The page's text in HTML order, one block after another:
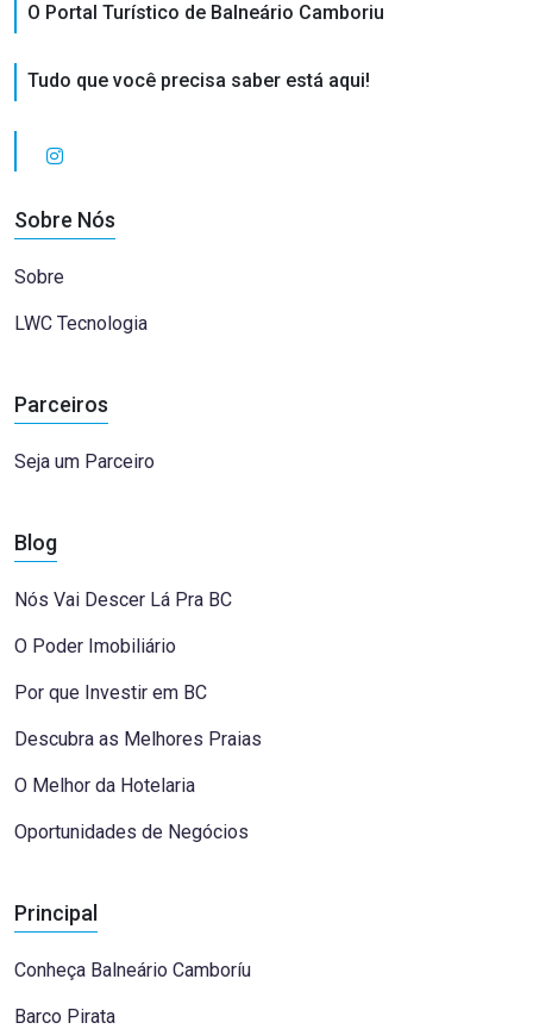
O Portal Turístico de Balneário Camboriu
Tudo que você precisa saber está aqui!
Sobre Nós
Sobre
LWC Tecnologia
Parceiros
Seja um Parceiro
Blog
Nós Vai Descer Lá Pra BC
O Poder Imobiliário
Por que Investir em BC
Descubra as Melhores Praias
O Melhor da Hotelaria
Oportunidades de Negócios
Principal
Conheça Balneário Camboríu
Barco Pirata